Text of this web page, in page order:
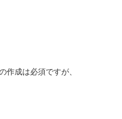
作成は必須ですが、